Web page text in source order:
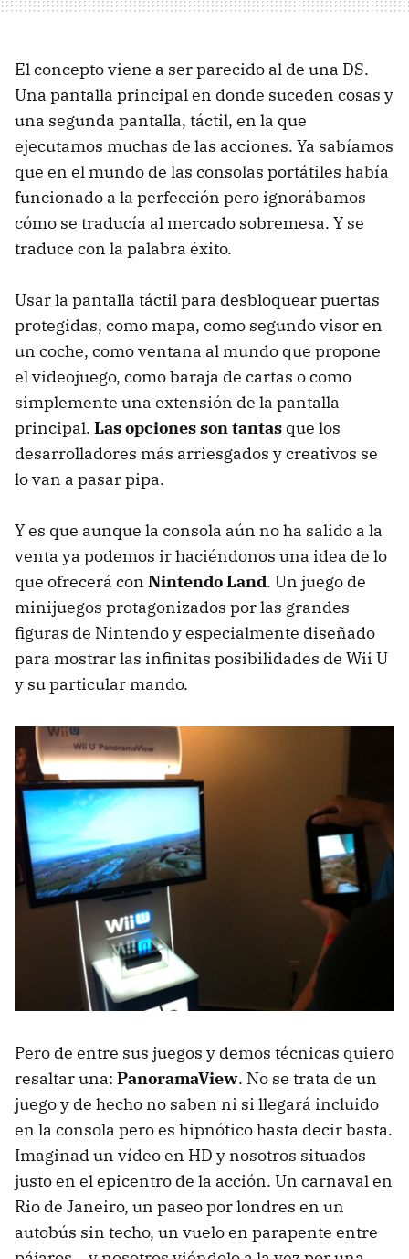
El concepto viene a ser parecido al de una DS.
Una pantalla principal en donde suceden cosas y
una segunda pantalla, táctil, en la que
ejecutamos muchas de las acciones. Ya sabíamos
que en el mundo de las consolas portátiles había
funcionado a la perfección pero ignorábamos
cómo se traducía al mercado sobremesa. Y se
traduce con la palabra éxito.
Usar la pantalla táctil para desbloquear puertas
protegidas, como mapa, como segundo visor en
un coche, como ventana al mundo que propone
el videojuego, como baraja de cartas o como
simplemente una extensión de la pantalla
principal. Las opciones son tantas que los
desarrolladores más arriesgados y creativos se
lo van a pasar pipa.
Y es que aunque la consola aún no ha salido a la
venta ya podemos ir haciéndonos una idea de lo
que ofrecerá con Nintendo Land. Un juego de
minijuegos protagonizados por las grandes
figuras de Nintendo y especialmente diseñado
para mostrar las infinitas posibilidades de Wii U
y su particular mando.
Pero de entre sus juegos y demos técnicas quiero
resaltar una: PanoramaView. No se trata de un
juego y de hecho no saben ni si llegará incluido
en la consola pero es hipnótico hasta decir basta.
Imaginad un vídeo en HD y nosotros situados
justo en el epicentro de la acción. Un carnaval en
Rio de Janeiro, un paseo por londres en un
autobús sin techo, un vuelo en parapente entre